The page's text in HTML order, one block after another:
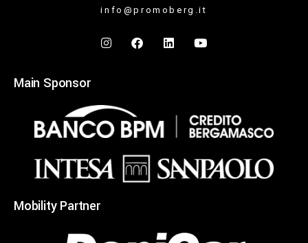
info@promoberg.it
Main Sponsor
Mobility Partner